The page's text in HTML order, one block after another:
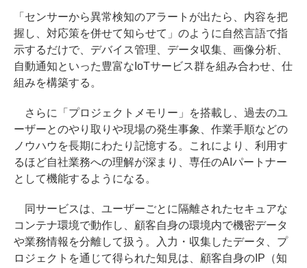
「センサーから異常検知のアラートが出たら、内容を把
握し、対応策を併せて知らせて」のように自然言語で指
示するだけで、デバイス管理、データ収集、画像分析、
自動通知といった豊富なIoTサービス群を組み合わせ、仕
組みを構築する。
さらに「プロジェクトメモリー」を搭載し、過去のユ
ーザーとのやり取りや現場の発生事象、作業手順などの
ノウハウを長期にわたり記憶する。これにより、利用す
るほど自社業務への理解が深まり、専任のAIパートナー
として機能するようになる。
同サービスは、ユーザーごとに隔離されたセキュアな
コンテナ環境で動作し、顧客自身の環境内で機密データ
や業務情報を分離して扱う。入力・収集したデータ、プ
ロジェクトを通じて得られた知見は、顧客自身のIP（知